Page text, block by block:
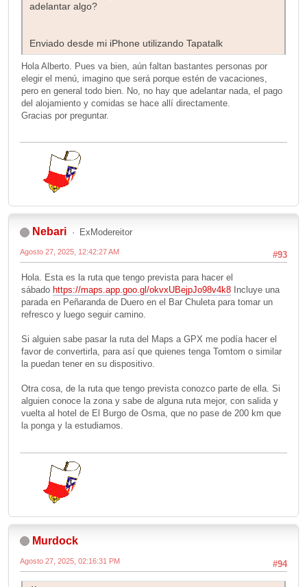
adelantar algo?
Enviado desde mi iPhone utilizando Tapatalk
Hola Alberto. Pues va bien, aún faltan bastantes personas por
elegir el menú, imagino que será porque estén de vacaciones,
pero en general todo bien. No, no hay que adelantar nada, el pago
del alojamiento y comidas se hace allí directamente.
Gracias por preguntar.
Nebari ExModereitor
#93
Agosto 27, 2025, 12:42:27 AM
Hola. Esta es la ruta que tengo prevista para hacer el
sábado https://maps.app.goo.gl/okvxUBejpJo98v4k8 Incluye una
parada en Peñaranda de Duero en el Bar Chuleta para tomar un
refresco y luego seguir camino.
Si alguien sabe pasar la ruta del Maps a GPX me podía hacer el
favor de convertirla, para así que quienes tenga Tomtom o similar
la puedan tener en su dispositivo.
Otra cosa, de la ruta que tengo prevista conozco parte de ella. Si
alguien conoce la zona y sabe de alguna ruta mejor, con salida y
vuelta al hotel de El Burgo de Osma, que no pase de 200 km que
la ponga y la estudiamos.
Murdock
#94
Agosto 27, 2025, 02:16:31 PM